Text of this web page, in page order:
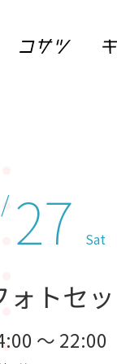
27 Sat
ォトセ
～ 22:00